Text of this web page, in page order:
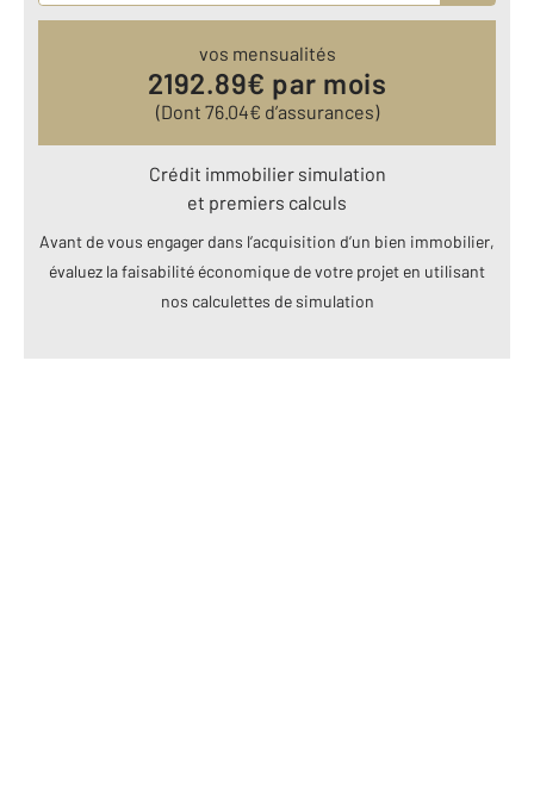
vos mensualités
2192.89€ par mois
(Dont 76.04€ d’assurances)
Crédit immobilier simulation
et premiers calculs
Avant de vous engager dans l’acquisition d’un bien immobilier,
évaluez la faisabilité économique de votre projet en utilisant
nos calculettes de simulation